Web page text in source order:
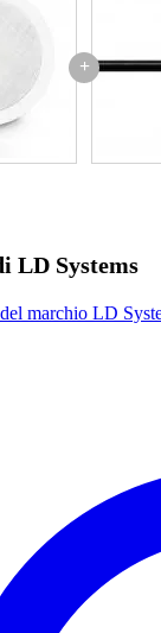
+
LD Systems
marchio LD